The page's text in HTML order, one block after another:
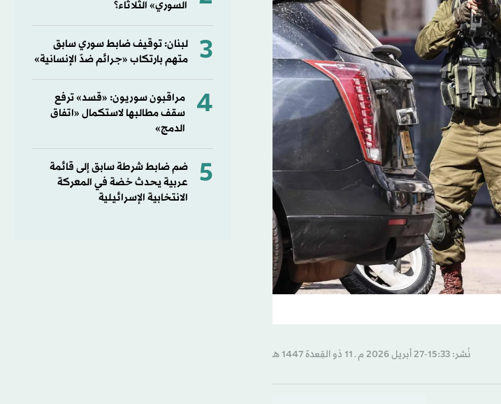
نُشر: 15:33-27 أبريل 2026 م ـ 11 ذو القِعدة 1447 هـ
السوري» الثلاثاء؟
3
لبنان: توقيف ضابط سوري سابق
متهم بارتكاب «جرائم ضدّ الإنسانية»
4
مراقبون سوريون: «قسد» ترفع
سقف مطالبها لاستكمال «اتفاق
الدمج»
5
ضم ضابط شرطة سابق إلى قائمة
عربية يحدث خضة في المعركة
الانتخابية الإسرائيلية